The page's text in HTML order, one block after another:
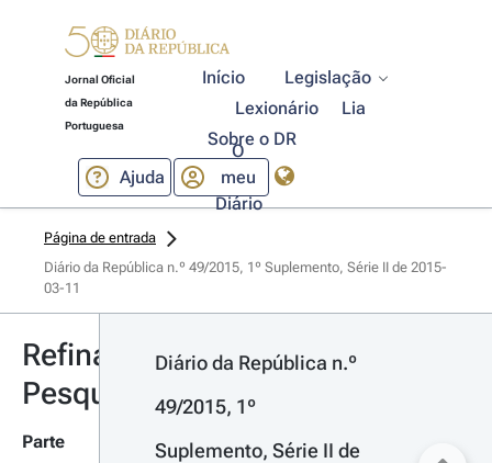
Jornal Oficial
da República
Portuguesa
Início
Legislação
Lexionário
Lia
Sobre o DR
Ajuda
O
meu
Diário
Página de entrada
Diário da República n.º 49/2015, 1º Suplemento, Série II de 2015-
03-11
Refinar
Pesquisa
Parte
Diário da República n.º
49/2015, 1º
Suplemento, Série II de